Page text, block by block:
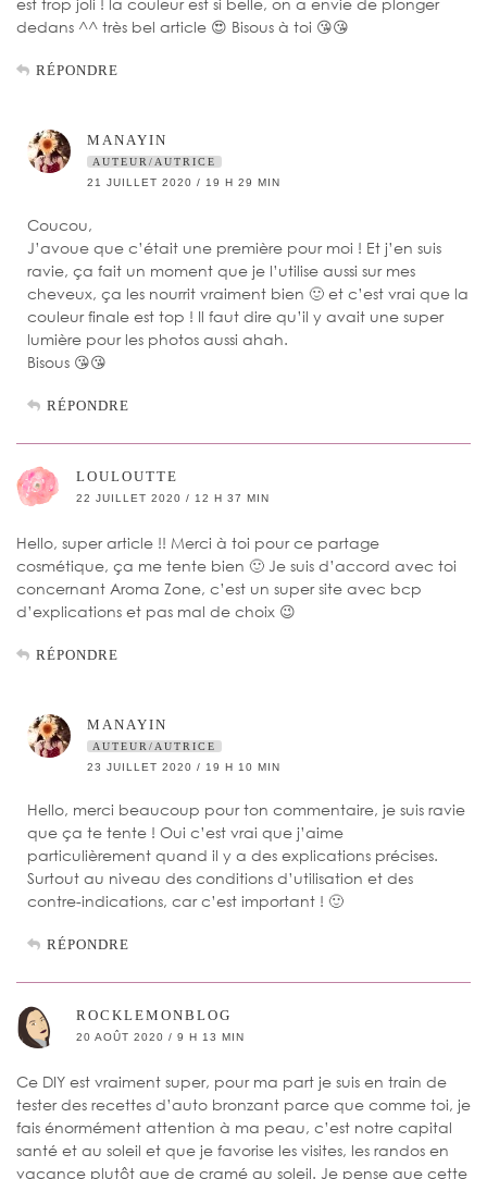
est trop joli ! la couleur est si belle, on a envie de plonger
dedans ^^ très bel article 😍 Bisous à toi 😘😘
RÉPONDRE
MANAYIN
AUTEUR/AUTRICE
21 JUILLET 2020 / 19 H 29 MIN
Coucou,
J’avoue que c’était une première pour moi ! Et j’en suis
ravie, ça fait un moment que je l’utilise aussi sur mes
cheveux, ça les nourrit vraiment bien 🙂 et c’est vrai que la
couleur finale est top ! Il faut dire qu’il y avait une super
lumière pour les photos aussi ahah.
Bisous 😘😘
RÉPONDRE
LOULOUTTE
22 JUILLET 2020 / 12 H 37 MIN
Hello, super article !! Merci à toi pour ce partage
cosmétique, ça me tente bien 🙂 Je suis d’accord avec toi
concernant Aroma Zone, c’est un super site avec bcp
d’explications et pas mal de choix 😉
RÉPONDRE
MANAYIN
AUTEUR/AUTRICE
23 JUILLET 2020 / 19 H 10 MIN
Hello, merci beaucoup pour ton commentaire, je suis ravie
que ça te tente ! Oui c’est vrai que j’aime
particulièrement quand il y a des explications précises.
Surtout au niveau des conditions d’utilisation et des
contre-indications, car c’est important ! 🙂
RÉPONDRE
ROCKLEMONBLOG
20 AOÛT 2020 / 9 H 13 MIN
Ce DIY est vraiment super, pour ma part je suis en train de
tester des recettes d’auto bronzant parce que comme toi, je
fais énormément attention à ma peau, c’est notre capital
santé et au soleil et que je favorise les visites, les randos en
vacance plutôt que de cramé au soleil. Je pense que cette